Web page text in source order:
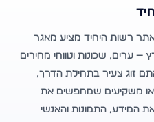
רשות היחיד מציע מאגר
ערים, שכונות וטווחי מחירים
זוג צעיר בתחילת הדרך,
משקיעים שמחפשים את
המידע, התמונות והאנשי